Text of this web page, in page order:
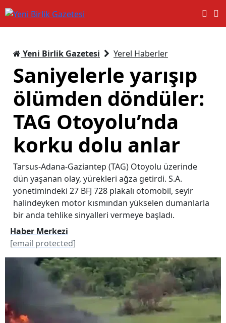
Yeni Birlik Gazetesi Yerel Haberler
Saniyelerle yarışıp
ölümden döndüler:
TAG Otoyolu’nda
korku dolu anlar
Tarsus-Adana-Gaziantep (TAG) Otoyolu üzerinde
dün yaşanan olay, yürekleri ağza getirdi. S.A.
yönetimindeki 27 BFJ 728 plakalı otomobil, seyir
halindeyken motor kısmından yükselen dumanlarla
bir anda tehlike sinyalleri vermeye başladı.
Haber Merkezi
[email protected]